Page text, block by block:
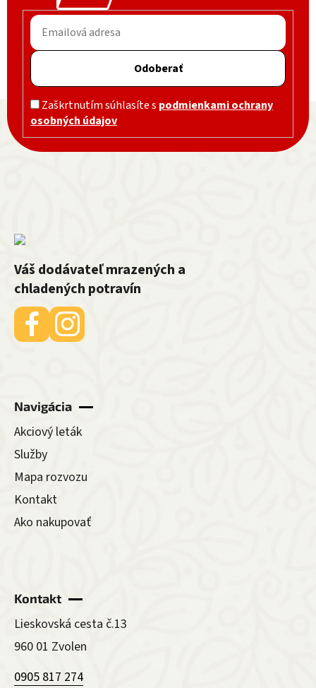
Odoberať
Zaškrtnutím súhlasíte s podmienkami ochrany
osobných údajov
Zápätie
Váš dodávateľ mrazených a
chladených potravín
Navigácia
Akciový leták
Služby
Mapa rozvozu
Kontakt
Ako nakupovať
Kontakt
Lieskovská cesta č.13
960 01 Zvolen
0905 817 274